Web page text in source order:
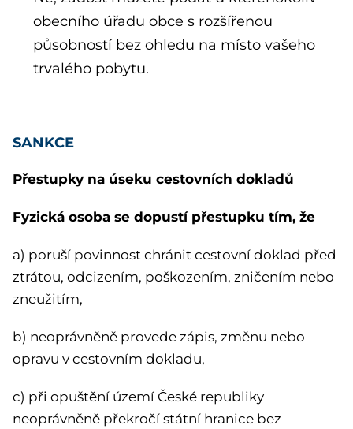
obecního úřadu obce s rozšířenou
působností bez ohledu na místo vašeho
trvalého pobytu.
SANKCE
Přestupky na úseku cestovních dokladů
Fyzická osoba se dopustí přestupku tím, že
a) poruší povinnost chránit cestovní doklad před
ztrátou, odcizením, poškozením, zničením nebo
zneužitím,
b) neoprávněně provede zápis, změnu nebo
opravu v cestovním dokladu,
c) při opuštění území České republiky
neoprávněně překročí státní hranice bez